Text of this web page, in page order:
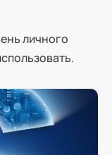
личного